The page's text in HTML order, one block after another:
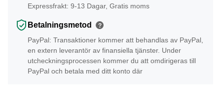
Expressfrakt: 9-13 Dagar, Gratis moms
Betalningsmetod ?
PayPal: Transaktioner kommer att behandlas av PayPal,
en extern leverantör av finansiella tjänster. Under
utcheckningsprocessen kommer du att omdirigeras till
PayPal och betala med ditt konto där